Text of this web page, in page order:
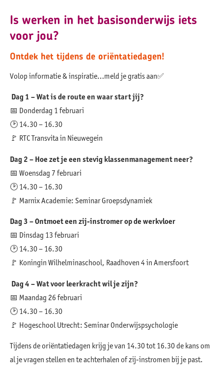
Is werken in het basisonderwijs iets
voor jou?
Ontdek het tijdens de oriëntatiedagen!
Volop informatie & inspiratie…meld je gratis aan✅
Dag 1 – Wat is de route en waar start jij?
📅 Donderdag 1 februari
🕑 14.30 – 16.30
🚩 RTC Transvita in Nieuwegein
Dag 2 – Hoe zet je een stevig klassenmanagement neer?
📅 Woensdag 7 februari
🕑 14.30 – 16.30
🚩 Marnix Academie: Seminar Groepsdynamiek
Dag 3 – Ontmoet een zij-instromer op de werkvloer
📅 Dinsdag 13 februari
🕑 14.30 – 16.30
🚩 Koningin Wilhelminaschool, Raadhoven 4 in Amersfoort
Dag 4 – Wat voor leerkracht wil je zijn?
📅 Maandag 26 februari
🕑 14.30 – 16.30
🚩 Hogeschool Utrecht: Seminar Onderwijspsychologie
Tijdens de oriëntatiedagen krijg je van 14.30 tot 16.30 de kans om
al je vragen stellen en te achterhalen of zij-instromen bij je past.